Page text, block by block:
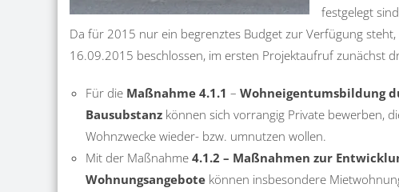
festgelegt
Da für 2015 nur ein begrenztes Budget zur Verfügung
16.09.2015 beschlossen, im ersten Projektaufruf zunächst
Für die Maßnahme 4.1.1 – Wohneigentumsbildung
Bausubstanz können sich vorrangig Private bewerben,
Wohnzwecke wieder- bzw. umnutzen wollen.
Mit der Maßnahme 4.1.2 – Maßnahmen zur
Wohnungsangebote können insbesondere